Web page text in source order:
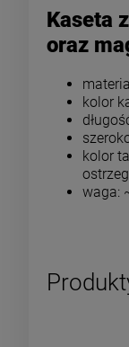
Kaseta
oraz
kolor
kolor
waga: